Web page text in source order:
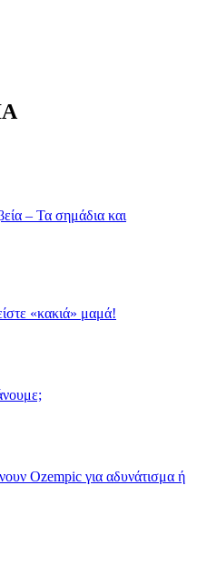
– Τα σημάδια και
«κακιά» μαμά!
Ozempic για αδυνάτισμα ή